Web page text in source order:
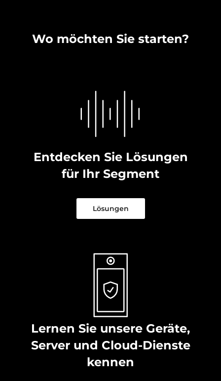
Wo möchten Sie starten?
Entdecken Sie Lösungen
für Ihr Segment
Lösungen
Lernen Sie unsere Geräte,
Server und Cloud-Dienste
kennen